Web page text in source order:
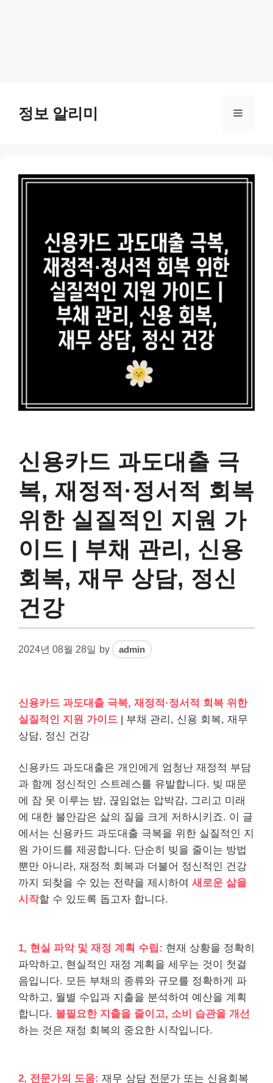
content정보 알리미 Menu
신용카드 과도대출 극
복, 재정적·정서적 회복
위한 실질적인 지원 가
이드 | 부채 관리, 신용
회복, 재무 상담, 정신
건강
2024년 08월 28일 by admin
신용카드 과도대출 극복, 재정적·정서적 회복 위한
실질적인 지원 가이드 | 부채 관리, 신용 회복, 재무
상담, 정신 건강
신용카드 과도대출은 개인에게 엄청난 재정적 부담
과 함께 정신적인 스트레스를 유발합니다. 빚 때문
에 잠 못 이루는 밤, 끊임없는 압박감, 그리고 미래
에 대한 불안감은 삶의 질을 크게 저하시키죠. 이 글
에서는 신용카드 과도대출 극복을 위한 실질적인 지
원 가이드를 제공합니다. 단순히 빚을 줄이는 방법
뿐만 아니라, 재정적 회복과 더불어 정신적인 건강
까지 되찾을 수 있는 전략을 제시하여 새로운 삶을
시작할 수 있도록 돕고자 합니다.
1, 현실 파악 및 재정 계획 수립: 현재 상황을 정확히
파악하고, 현실적인 재정 계획을 세우는 것이 첫걸
음입니다. 모든 부채의 종류와 규모를 정확하게 파
악하고, 월별 수입과 지출을 분석하여 예산을 계획
합니다. 불필요한 지출을 줄이고, 소비 습관을 개선
하는 것은 재정 회복의 중요한 시작입니다.
2, 전문가의 도움: 재무 상담 전문가 또는 신용회복